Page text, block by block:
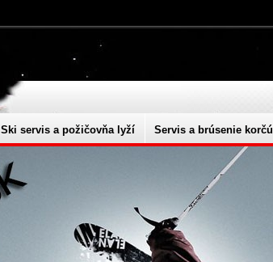
Ski servis a požičovňa lyží Servis a brúsenie korčúl